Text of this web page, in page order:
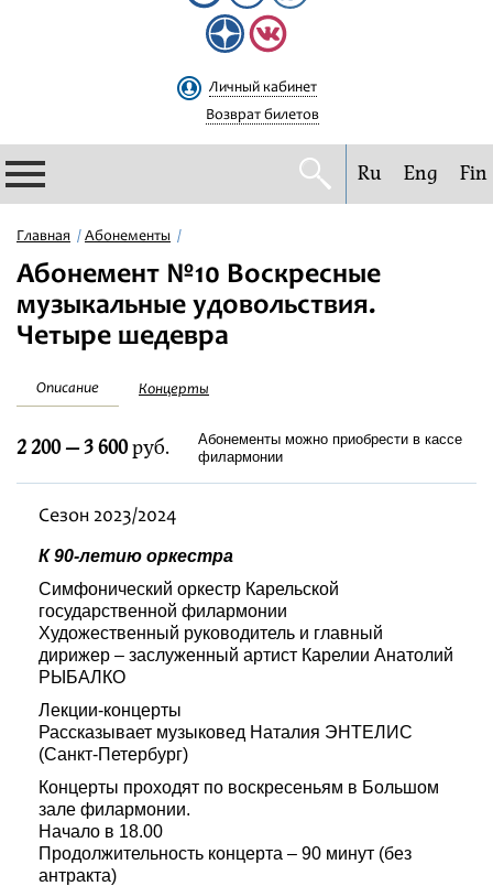
Личный кабинет
Возврат билетов
Филармония
Афиша
Фестивали
Абонементы
Ru Eng Fin
Главная Абонементы
Абонемент №10 Воскресные
музыкальные удовольствия.
Четыре шедевра
Описание Концерты
2 200 — 3 600руб.
Абонементы можно приобрести в кассе
филармонии
Сезон 2023/2024
К 90-летию оркестра
Симфонический оркестр Карельской
государственной филармонии
Художественный руководитель и главный
дирижер – заслуженный артист Карелии Анатолий
РЫБАЛКО
Лекции-концерты
Рассказывает музыковед Наталия ЭНТЕЛИС
(Санкт-Петербург)
Концерты проходят по воскресеньям в Большом
зале филармонии.
Начало в 18.00
Продолжительность концерта – 90 минут (без
антракта)